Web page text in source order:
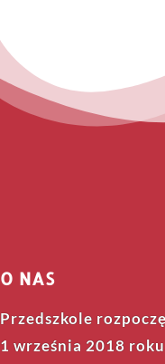
O NAS
Przedszkole
1 września 2018